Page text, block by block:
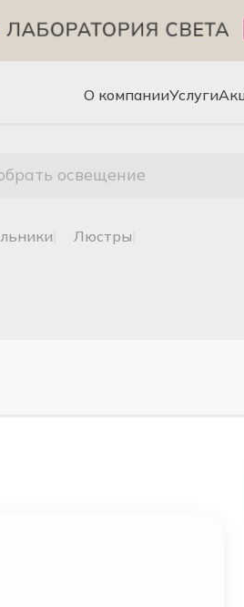
О компанииУслуги
освещение
люстры